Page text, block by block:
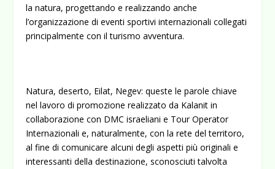
la natura, progettando e realizzando anche
l’organizzazione di eventi sportivi internazionali collegati
principalmente con il turismo avventura.
Natura, deserto, Eilat, Negev: queste le parole chiave
nel lavoro di promozione realizzato da Kalanit in
collaborazione con DMC israeliani e Tour Operator
Internazionali e, naturalmente, con la rete del territoro,
al fine di comunicare alcuni degli aspetti più originali e
interessanti della destinazione, sconosciuti talvolta